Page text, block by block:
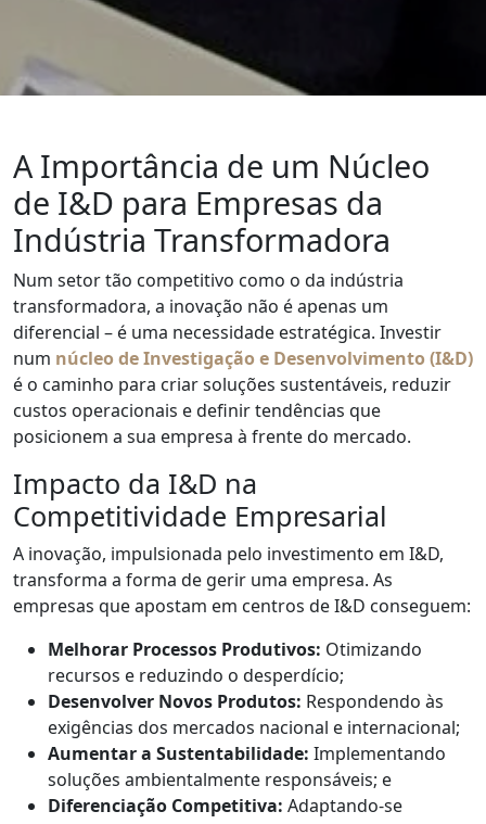
A Importância de um Núcleo
de I&D para Empresas da
Indústria Transformadora
Num setor tão competitivo como o da indústria
transformadora, a inovação não é apenas um
diferencial – é uma necessidade estratégica. Investir
num núcleo de Investigação e Desenvolvimento (I&D)
é o caminho para criar soluções sustentáveis, reduzir
custos operacionais e definir tendências que
posicionem a sua empresa à frente do mercado.
Impacto da I&D na
Competitividade Empresarial
A inovação, impulsionada pelo investimento em I&D,
transforma a forma de gerir uma empresa. As
empresas que apostam em centros de I&D conseguem:
Melhorar Processos Produtivos: Otimizando
recursos e reduzindo o desperdício;
Desenvolver Novos Produtos: Respondendo às
exigências dos mercados nacional e internacional;
Aumentar a Sustentabilidade: Implementando
soluções ambientalmente responsáveis; e
Diferenciação Competitiva: Adaptando-se